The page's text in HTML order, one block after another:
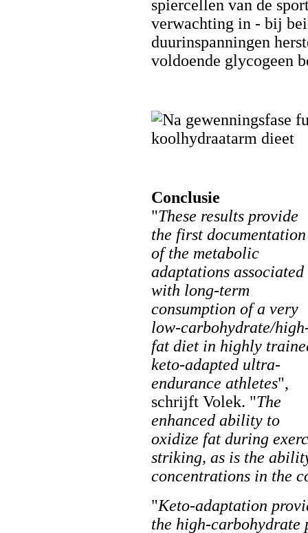
spiercellen van de
verwachting in - bij
duurinspanningen
voldoende glycogeen
Conclusie
"These results provide
the first documentation
of the metabolic
adaptations associated
with long-term
consumption of a very
low-carbohydrate/
fat diet in highly
keto-adapted ultra-
endurance athletes",
schrijft Volek. "The
enhanced ability to
oxidize fat during
striking, as is the
concentrations in the
"Keto-adaptation
the high-carbohydrate